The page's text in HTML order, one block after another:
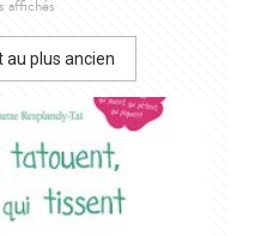
affichés
plus
plus